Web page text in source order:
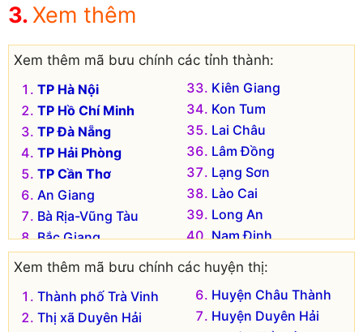
Xem thêm
Xem thêm mã bưu chính các tỉnh thành:
TP Hà Nội
TP Hồ Chí Minh
TP Đà Nẵng
TP Hải Phòng
TP Cần Thơ
An Giang
Bà Rịa-Vũng Tàu
Bắc Giang
Bắc Kạn
Bắc Ninh
Bến Tre
Kiên Giang
Kon Tum
Lai Châu
Lâm Đồng
Lạng Sơn
Lào Cai
Long An
Nam Định
Nghệ An
Ninh Bình
Ninh Thuận
Phú Thọ
Xem thêm mã bưu chính các huyện thị:
Thành phố Trà Vinh
Thị xã Duyên Hải
Huyện Châu Thành
Huyện Duyên Hải